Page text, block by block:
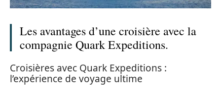
Les avantages d’une croisière avec la
compagnie Quark Expeditions.
Croisières avec Quark Expeditions :
l’expérience de voyage ultime